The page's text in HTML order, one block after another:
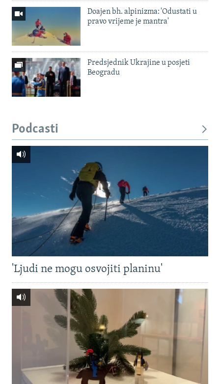
Doajen bh. alpinizma: 'Odustati u
pravo vrijeme je mantra'
Predsjednik Ukrajine u posjeti
Beogradu
Podcasti
'Ljudi ne mogu osvojiti planinu'